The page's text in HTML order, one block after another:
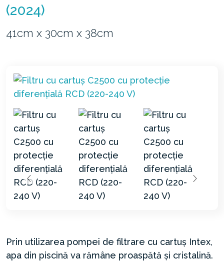
(2024)
41cm x 30cm x 38cm
Prin utilizarea pompei de filtrare cu cartuș Intex,
apa din piscină va rămâne proaspătă și cristalină.